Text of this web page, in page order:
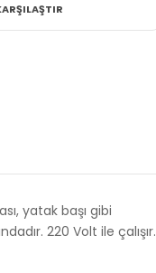
yatak başı gibi
. 220 Volt ile çalışır.